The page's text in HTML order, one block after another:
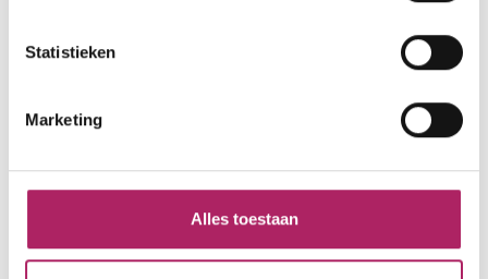
Statistieken
Marketing
Alles toestaan